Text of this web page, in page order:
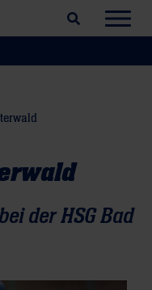
Suchfeld öffnen
der HSG Bad